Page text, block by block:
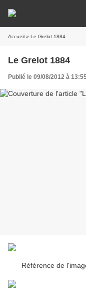
Accueil » Le Grelot 1884
Le Grelot 1884
Publié le 09/08/2012 à
Référence de